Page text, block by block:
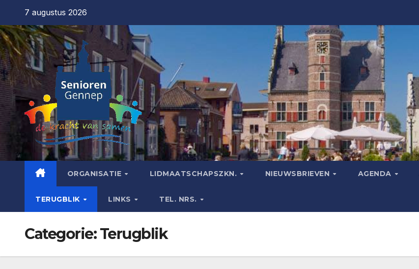
7 augustus 2026
ORGANISATIE LIDMAATSCHAPSZKN. NIEUWSBRIEVEN AGENDA
TERUGBLIK LINKS TEL. NRS.
Categorie:Terugblik